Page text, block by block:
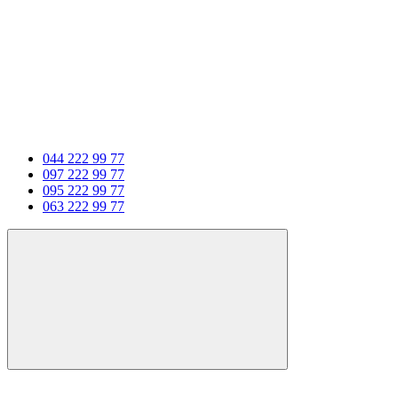
044 222 99 77
097 222 99 77
095 222 99 77
063 222 99 77